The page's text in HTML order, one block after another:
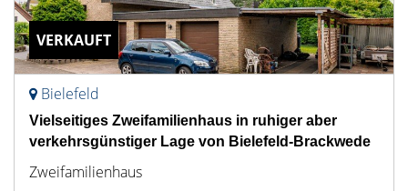
VERKAUFT
Bielefeld
Vielseitiges Zweifamilienhaus in ruhiger aber
verkehrsgünstiger Lage von Bielefeld-Brackwede
Zweifamilienhaus